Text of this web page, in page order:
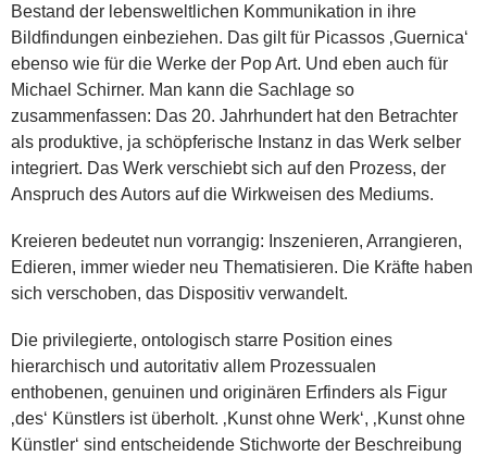
Bestand der lebensweltlichen Kommunikation in ihre
Bildfindungen einbeziehen. Das gilt für Picassos ‚Guernica‘
ebenso wie für die Werke der Pop Art. Und eben auch für
Michael Schirner. Man kann die Sachlage so
zusammenfassen: Das 20. Jahrhundert hat den Betrachter
als produktive, ja schöpferische Instanz in das Werk selber
integriert. Das Werk verschiebt sich auf den Prozess, der
Anspruch des Autors auf die Wirkweisen des Mediums.
Kreieren bedeutet nun vorrangig: Inszenieren, Arrangieren,
Edieren, immer wieder neu Thematisieren. Die Kräfte haben
sich verschoben, das Dispositiv verwandelt.
Die privilegierte, ontologisch starre Position eines
hierarchisch und autoritativ allem Prozessualen
enthobenen, genuinen und originären Erfinders als Figur
‚des‘ Künstlers ist überholt. ‚Kunst ohne Werk‘, ‚Kunst ohne
Künstler‘ sind entscheidende Stichworte der Beschreibung